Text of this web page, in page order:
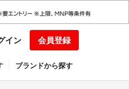
イン 会員登録
ブランドから探す